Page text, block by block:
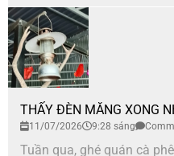
THẤY ĐÈN MĂNG XONG
11/07/2026 9:28 sáng
Tuần qua, ghé quán cà